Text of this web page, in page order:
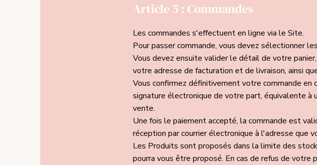
Article 5 : Commandes
Les commandes s'effectuent en ligne via le Site.
Pour passer commande, vous devez sélectionner
Vous devez ensuite valider le détail de votre
votre adresse de facturation et de livraison, ainsi
Vous confirmez définitivement votre commande
signature électronique de votre part, équivalente
vente.
Une fois le paiement accepté, la commande est
réception par courrier électronique à l'adresse que
Les Produits sont proposés dans la limite des
pourra vous être proposé. En cas de refus de